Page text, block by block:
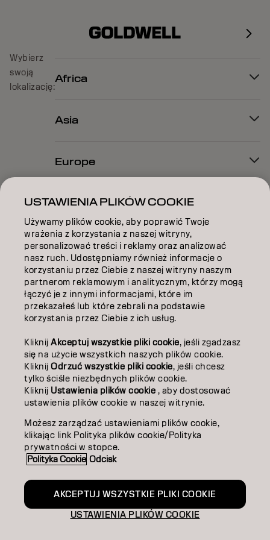
Wybierz
swoją
lokalizację:
Africa
Asia
Europe
North America
Oceania
Rest of the World
USTAWIENIA PLIKÓW COOKIE
Używamy plików cookie, aby poprawić Twoje
wrażenia z korzystania z naszej witryny,
personalizować treści i reklamy oraz analizować
nasz ruch. Udostępniamy również informacje o
korzystaniu przez Ciebie z naszej witryny naszym
partnerom reklamowym i analitycznym, którzy mogą
łączyć je z innymi informacjami, które im
przekazałeś lub które zebrali na podstawie
korzystania przez Ciebie z ich usług.
KliknijAkceptuj wszystkie pliki cookie, jeśli zgadzasz
się na użycie wszystkich naszych plików cookie.
KliknijOdrzuć wszystkie pliki cookie, jeśli chcesz
tylko ściśle niezbędnych plików cookie.
Kliknij Ustawienia plików cookie , aby dostosować
ustawienia plików cookie w naszej witrynie.
Możesz zarządzać ustawieniami plików cookie,
klikając link Polityka plików cookie/Polityka
prywatności w stopce.
Polityka Cookie Odcisk
USTAWIENIA PLIKÓW COOKIE
AKCEPTUJ WSZYSTKIE PLIKI COOKIE